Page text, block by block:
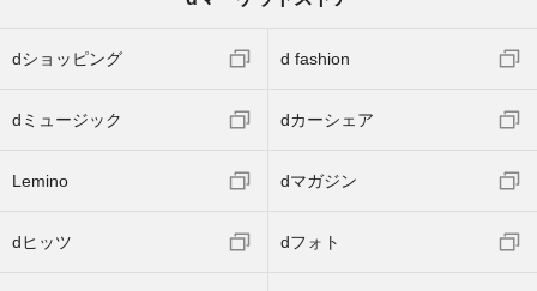
dショッピング d fashion
dミュージック dカーシェア
Lemino dマガジン
dヒッツ dフォト